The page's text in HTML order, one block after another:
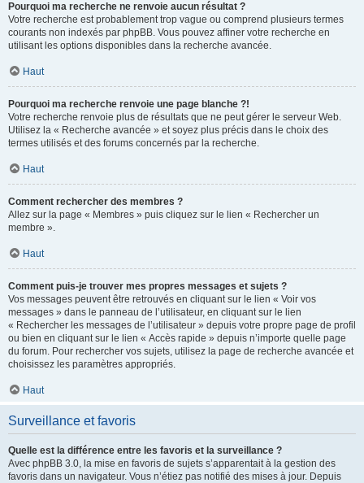
Pourquoi ma recherche ne renvoie aucun résultat ?
Votre recherche est probablement trop vague ou comprend plusieurs termes
courants non indexés par phpBB. Vous pouvez affiner votre recherche en
utilisant les options disponibles dans la recherche avancée.
Haut
Pourquoi ma recherche renvoie une page blanche ?!
Votre recherche renvoie plus de résultats que ne peut gérer le serveur Web.
Utilisez la « Recherche avancée » et soyez plus précis dans le choix des
termes utilisés et des forums concernés par la recherche.
Haut
Comment rechercher des membres ?
Allez sur la page « Membres » puis cliquez sur le lien « Rechercher un
membre ».
Haut
Comment puis-je trouver mes propres messages et sujets ?
Vos messages peuvent être retrouvés en cliquant sur le lien « Voir vos
messages » dans le panneau de l’utilisateur, en cliquant sur le lien
« Rechercher les messages de l’utilisateur » depuis votre propre page de profil
ou bien en cliquant sur le lien « Accès rapide » depuis n’importe quelle page
du forum. Pour rechercher vos sujets, utilisez la page de recherche avancée et
choisissez les paramètres appropriés.
Haut
Surveillance et favoris
Quelle est la différence entre les favoris et la surveillance ?
Avec phpBB 3.0, la mise en favoris de sujets s’apparentait à la gestion des
favoris dans un navigateur. Vous n’étiez pas notifié des mises à jour. Depuis